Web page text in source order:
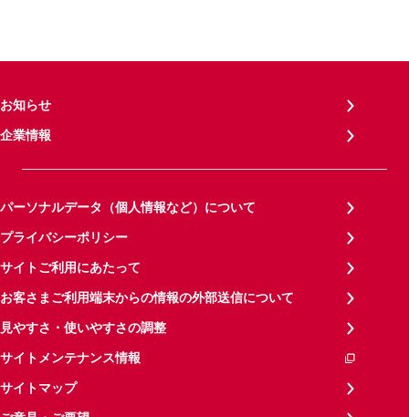
お知らせ
企業情報
パーソナルデータ（個人情報など）について
プライバシーポリシー
サイトご利用にあたって
お客さまご利用端末からの情報の外部送信について
見やすさ・使いやすさの調整
サイトメンテナンス情報
サイトマップ